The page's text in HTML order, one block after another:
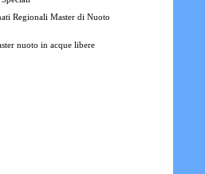
Regionali Master di Nuoto
nuoto in acque libere